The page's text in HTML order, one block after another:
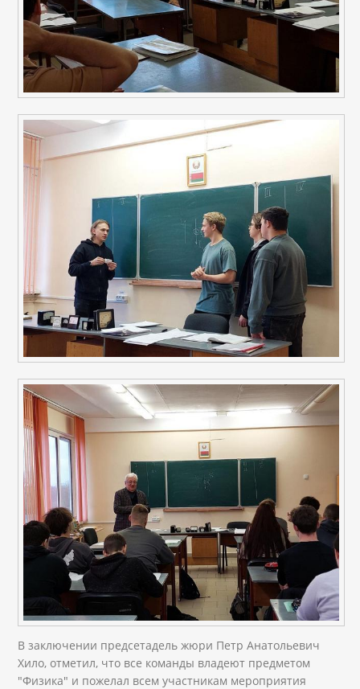
В заключении предсетадель жюри Петр Анатольевич
Хило, отметил, что все команды владеют предметом
"Физика" и пожелал всем участникам мероприятия